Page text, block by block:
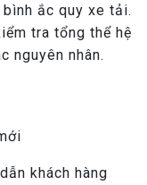
ắc quy xe tải.
tra tổng thể hệ
nguyên nhân.
khách hàng